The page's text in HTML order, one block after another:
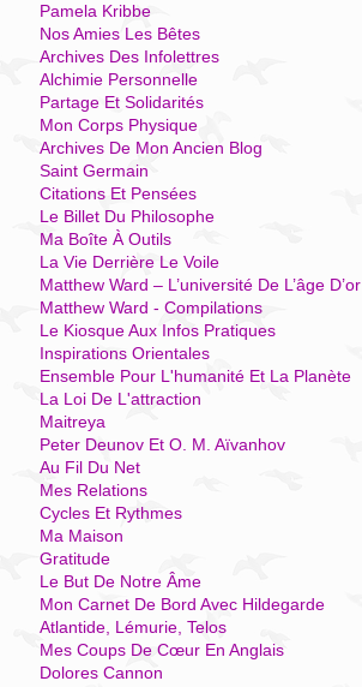
Pamela Kribbe
Nos Amies Les Bêtes
Archives Des Infolettres
Alchimie Personnelle
Partage Et Solidarités
Mon Corps Physique
Archives De Mon Ancien Blog
Saint Germain
Citations Et Pensées
Le Billet Du Philosophe
Ma Boîte À Outils
La Vie Derrière Le Voile
Matthew Ward – L’université De L’âge D’or
Matthew Ward - Compilations
Le Kiosque Aux Infos Pratiques
Inspirations Orientales
Ensemble Pour L'humanité Et La Planète
La Loi De L'attraction
Maitreya
Peter Deunov Et O. M. Aïvanhov
Au Fil Du Net
Mes Relations
Cycles Et Rythmes
Ma Maison
Gratitude
Le But De Notre Âme
Mon Carnet De Bord Avec Hildegarde
Atlantide, Lémurie, Telos
Mes Coups De Cœur En Anglais
Dolores Cannon